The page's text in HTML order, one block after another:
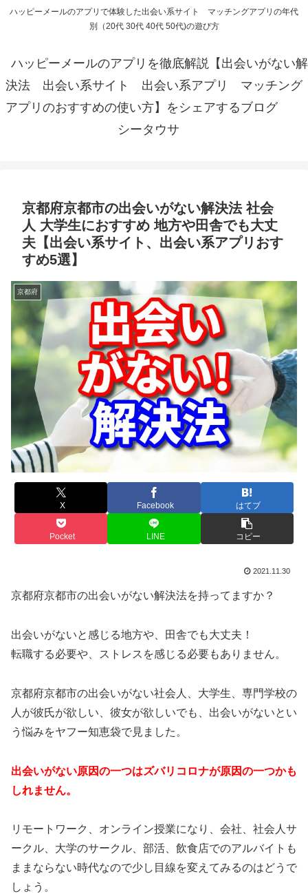
ハッピーメールのアプリで体験した出会い系サイト マッチングアプリの年代
別（20代 30代 40代 50代)の遊び方
ハッピーメールのアプリを徹底解説【出会いがない解
決法 出会い系サイト 出会い系アプリ マッチング
アプリのおすすめの使い方】をシェアするブログ
シータウサ
京都府京都市の出会いがない解決法 社会
人 大学生におすすめ 地方や田舎でも大丈
夫【出会い系サイト、出会い系アプリおす
すめ5選】
京都府
X Facebook はてブ
Pocket LINE コピー
2021.11.30
京都府京都市の出会いがない解決法を持ってますか？
出会いがないと感じる地方や、田舎でも大丈夫！
転職する必要や、ストレスを感じる必要もありません。
京都府京都市の出会いがない社会人、大学生、専門学校の
人が彼氏が欲しい、彼女が欲しいでも、出会いがないとい
う悩みをヤフー知恵袋で見ました。
出会いがない原因の一つはズバリコロナが原因の一つかも
しれません。
リモートワーク、オンライン授業になり、会社、社会人サ
ークル、大学のサークル、部活、飲食店でのアルバイトも
ままならない時代なので少し目線を変えてみるのはどうで
しょう。